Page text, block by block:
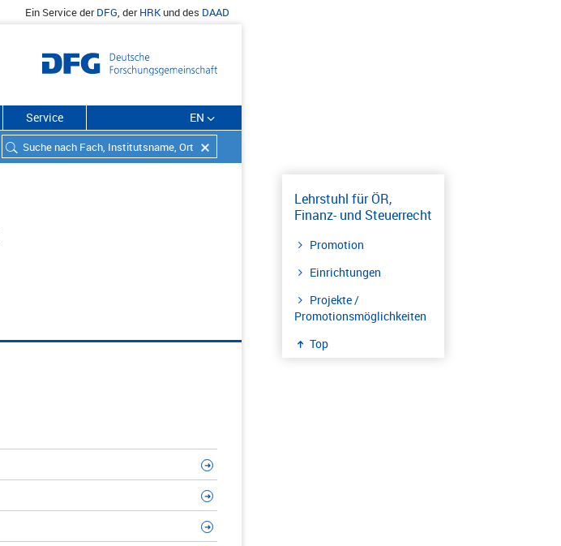
Ein Service derDFG, derHRKund des DAAD
Service EN
Lehrstuhl für ÖR,
Finanz- und Steuerrecht
Promotion
Einrichtungen
Projekte /
Promotionsmöglichkeiten
Top